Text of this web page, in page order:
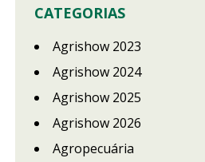
CATEGORIAS
Agrishow 2023
Agrishow 2024
Agrishow 2025
Agrishow 2026
Agropecuária